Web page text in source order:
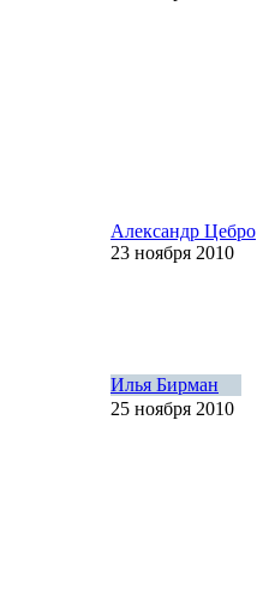
Александр Цебро
23 ноября 2010
Илья Бирман
25 ноября 2010